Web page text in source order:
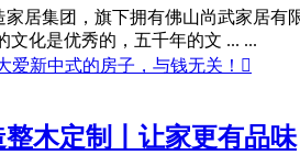
家居集团，旗下拥有佛山尚武家居
文化是优秀的，五千年的文 ... ...

整木定制丨让家更有品味